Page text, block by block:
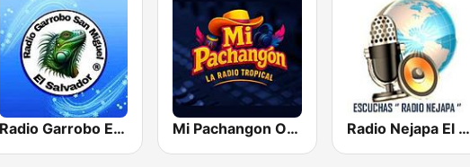
Radio Garrobo El Salvador Mi Pachangon Oficial Radio Nejapa El Salvador